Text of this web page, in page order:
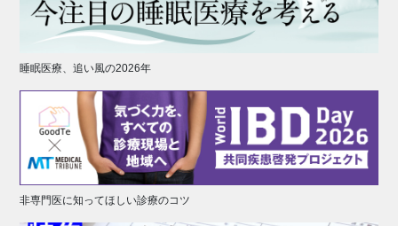
睡眠医療、追い風の2026年
非専門医に知ってほしい診療のコツ